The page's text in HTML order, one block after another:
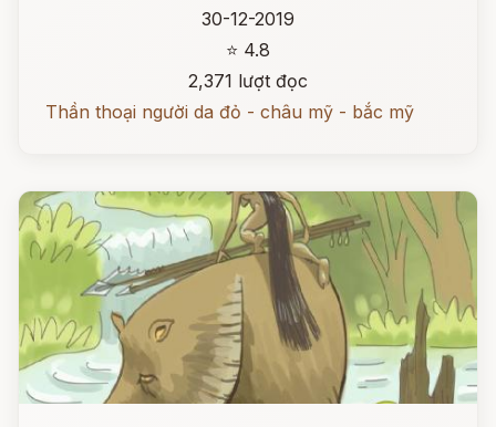
30-12-2019
⭐ 4.8
2,371 lượt đọc
Thần thoại người da đỏ - châu mỹ - bắc mỹ